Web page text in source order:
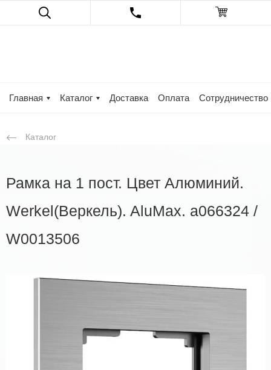
Главная Каталог Доставка Оплата Сотрудничество
Каталог
Рамка на 1 пост. Цвет Алюминий.
Werkel(Веркель). AluMax. a066324 /
W0013506